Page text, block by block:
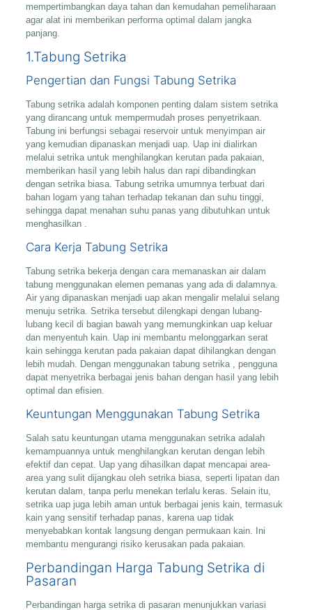
mempertimbangkan daya tahan dan kemudahan pemeliharaan
agar alat ini memberikan performa optimal dalam jangka
panjang.
1.Tabung Setrika
Pengertian dan Fungsi Tabung Setrika
Tabung setrika adalah komponen penting dalam sistem setrika
yang dirancang untuk mempermudah proses penyetrikaan.
Tabung ini berfungsi sebagai reservoir untuk menyimpan air
yang kemudian dipanaskan menjadi uap. Uap ini dialirkan
melalui setrika untuk menghilangkan kerutan pada pakaian,
memberikan hasil yang lebih halus dan rapi dibandingkan
dengan setrika biasa. Tabung setrika umumnya terbuat dari
bahan logam yang tahan terhadap tekanan dan suhu tinggi,
sehingga dapat menahan suhu panas yang dibutuhkan untuk
menghasilkan .
Cara Kerja Tabung Setrika
Tabung setrika bekerja dengan cara memanaskan air dalam
tabung menggunakan elemen pemanas yang ada di dalamnya.
Air yang dipanaskan menjadi uap akan mengalir melalui selang
menuju setrika. Setrika tersebut dilengkapi dengan lubang-
lubang kecil di bagian bawah yang memungkinkan uap keluar
dan menyentuh kain. Uap ini membantu melonggarkan serat
kain sehingga kerutan pada pakaian dapat dihilangkan dengan
lebih mudah. Dengan menggunakan tabung setrika , pengguna
dapat menyetrika berbagai jenis bahan dengan hasil yang lebih
optimal dan efisien.
Keuntungan Menggunakan Tabung Setrika
Salah satu keuntungan utama menggunakan setrika adalah
kemampuannya untuk menghilangkan kerutan dengan lebih
efektif dan cepat. Uap yang dihasilkan dapat mencapai area-
area yang sulit dijangkau oleh setrika biasa, seperti lipatan dan
kerutan dalam, tanpa perlu menekan terlalu keras. Selain itu,
setrika uap juga lebih aman untuk berbagai jenis kain, termasuk
kain yang sensitif terhadap panas, karena uap tidak
menyebabkan kontak langsung dengan permukaan kain. Ini
membantu mengurangi risiko kerusakan pada pakaian.
Perbandingan Harga Tabung Setrika di
Pasaran
Perbandingan harga setrika di pasaran menunjukkan variasi